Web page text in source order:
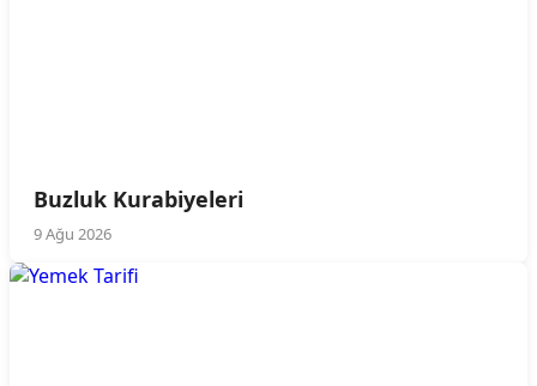
Buzluk Kurabiyeleri
9 Ağu 2026